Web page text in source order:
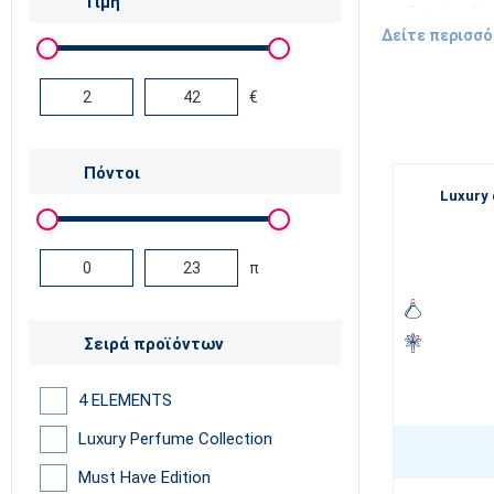
€
Πόντοι
π
Σειρά προϊόντων
4 ELEMENTS
Luxury Perfume Collection
Must Have Edition
ώστε να
Αν θέλετε
Μπείτε στον
Δείτε
Luxury